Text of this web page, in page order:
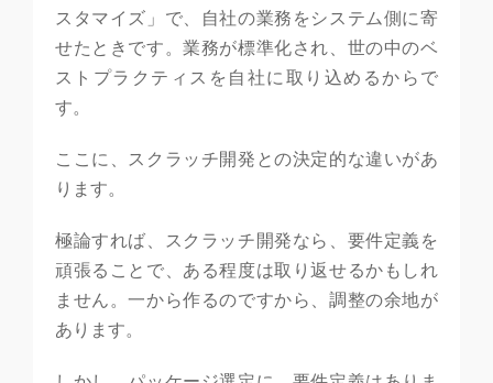
スタマイズ」で、自社の業務をシステム側に寄
せたときです。業務が標準化され、世の中のベ
ストプラクティスを自社に取り込めるからで
す。
ここに、スクラッチ開発との決定的な違いがあ
ります。
極論すれば、スクラッチ開発なら、要件定義を
頑張ることで、ある程度は取り返せるかもしれ
ません。一から作るのですから、調整の余地が
あります。